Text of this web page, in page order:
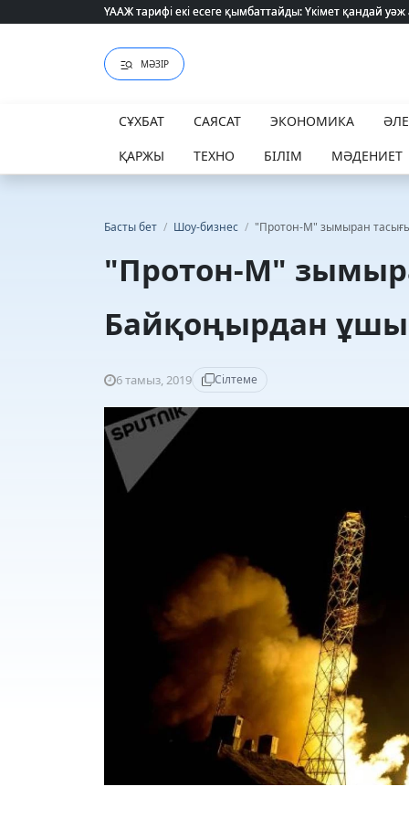
ҮААЖ тарифі екі есеге қымбаттайды: Үкімет қандай
ҮААЖ тарифі екі есеге қымбаттайды: Үкімет қандай
МӘЗІР
СҰХБАТ САЯСАТ ЭКОНОМИКА
ҚАРЖЫ
ТЕХНО БІЛІМ МӘДЕНИЕТ
Басты бет / Шоу-бизнес / "Протон-М" зымыран
"Протон-М"
Байқоңырдан
6 тамыз, 2019 Сілтеме